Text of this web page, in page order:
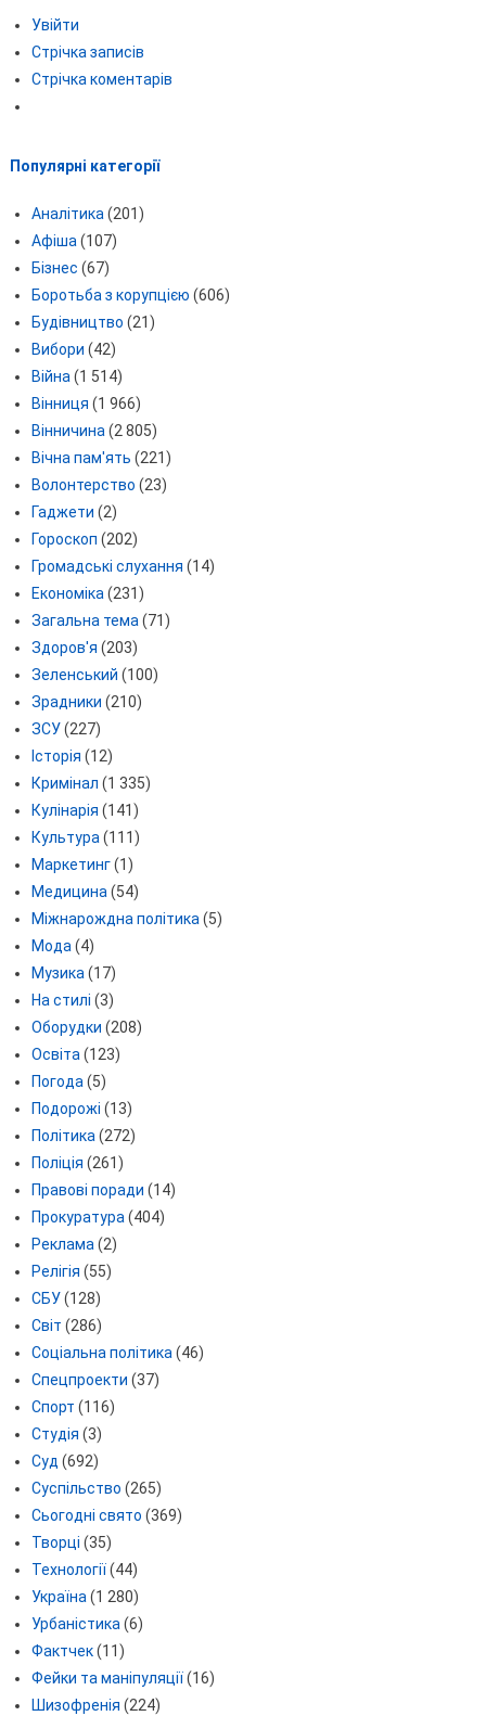
Увійти
Стрічка записів
Стрічка коментарів
Популярні категорії
Аналітика (201)
Афіша (107)
Бізнес (67)
Боротьба з корупцією (606)
Будівництво (21)
Вибори (42)
Війна (1 514)
Вінниця (1 966)
Вінничина (2 805)
Вічна пам'ять (221)
Волонтерство (23)
Гаджети (2)
Гороскоп (202)
Громадські слухання (14)
Економіка (231)
Загальна тема (71)
Здоров'я (203)
Зеленський (100)
Зрадники (210)
ЗСУ(227)
Історія (12)
Кримінал (1 335)
Кулінарія (141)
Культура (111)
Маркетинг(1)
Медицина (54)
Міжнарождна політика (5)
Мода (4)
Музика (17)
На стилі (3)
Оборудки (208)
Освіта (123)
Погода (5)
Подорожі (13)
Політика (272)
Поліція (261)
Правові поради (14)
Прокуратура (404)
Реклама (2)
Релігія (55)
СБУ(128)
Світ (286)
Соціальна політика (46)
Спецпроекти (37)
Спорт (116)
Студія (3)
Суд (692)
Суспільство (265)
Сьогодні свято (369)
Творці (35)
Технології(44)
Україна (1 280)
Урбаністика (6)
Фактчек(11)
Фейки та маніпуляції(16)
Шизофренія (224)